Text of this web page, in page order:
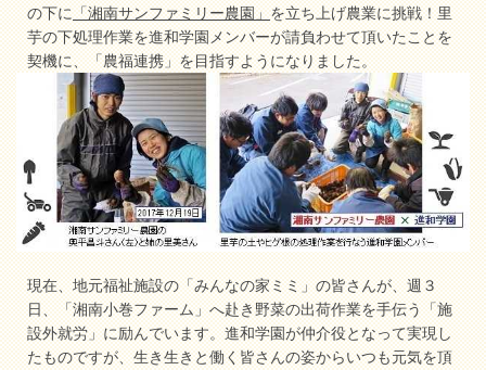
の下に「湘南サンファミリー農園」を立ち上げ農業に挑戦！里
芋の下処理作業を進和学園メンバーが請負わせて頂いたことを
契機に、「農福連携」を目指すようになりました。
現在、地元福祉施設の「みんなの家ミミ」の皆さんが、週３
日、「湘南小巻ファーム」へ赴き野菜の出荷作業を手伝う「施
設外就労」に励んでいます。進和学園が仲介役となって実現し
たものですが、生き生きと働く皆さんの姿からいつも元気を頂